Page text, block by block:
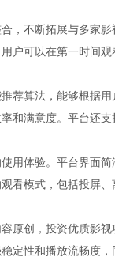
，不断拓展与多家
户可以在第一时间
荐算法，能够根据
和满意度。平台还
用体验。平台界面
看模式，包括投屏
原创，投资优质影
定性和播放流畅度